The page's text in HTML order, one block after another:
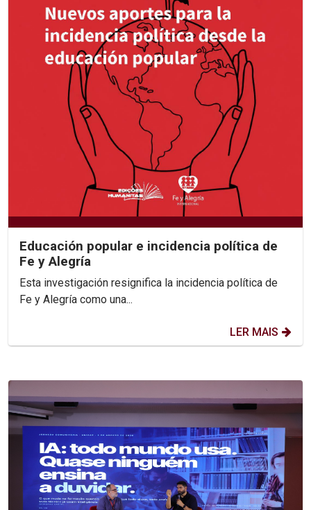
Educación popular e incidencia política de
Fe y Alegría
Esta investigación resignifica la incidencia política de
Fe y Alegría como una...
LER MAIS